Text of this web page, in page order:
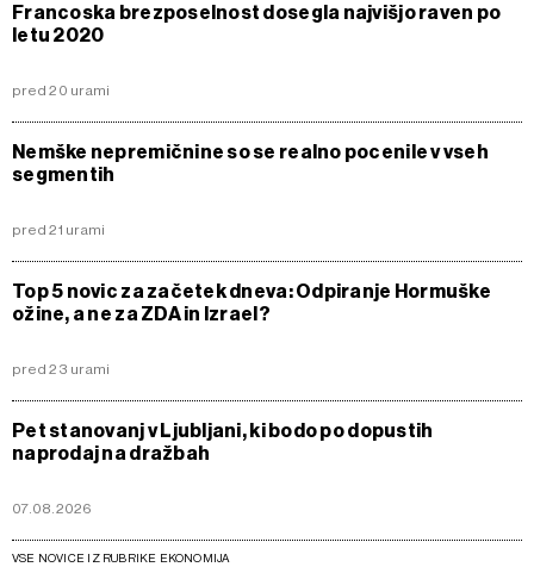
Francoska brezposelnost dosegla najvišjo raven po
letu 2020
pred 20 urami
Nemške nepremičnine so se realno pocenile v vseh
segmentih
pred 21 urami
Top 5 novic za začetek dneva: Odpiranje Hormuške
ožine, a ne za ZDA in Izrael?
pred 23 urami
Pet stanovanj v Ljubljani, ki bodo po dopustih
naprodaj na dražbah
07.08.2026
VSE NOVICE IZ RUBRIKE EKONOMIJA